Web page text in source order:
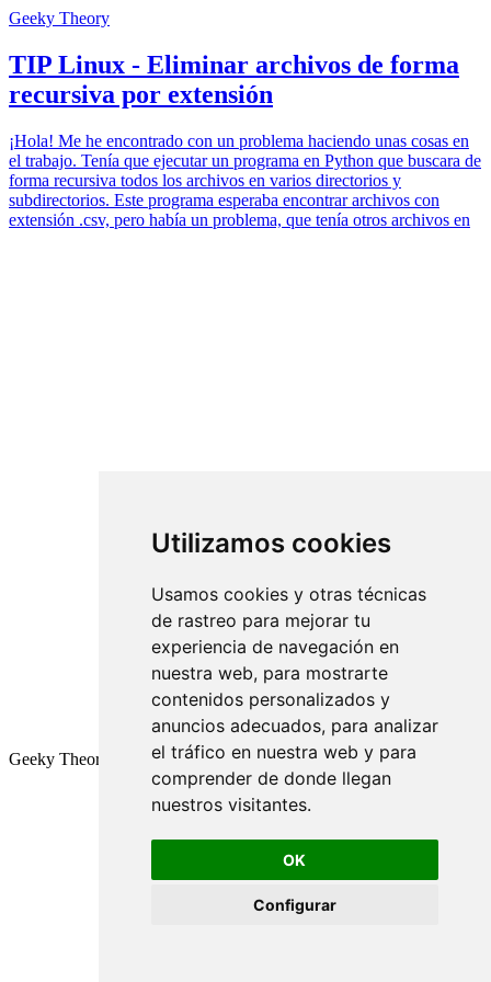
Utilizamos cookies
Usamos cookies y otras técnicas
de rastreo para mejorar tu
experiencia de navegación en
nuestra web, para mostrarte
contenidos personalizados y
anuncios adecuados, para analizar
el tráfico en nuestra web y para
comprender de donde llegan
nuestros visitantes.
OK
Configurar
Geeky Theory
TIP Linux - Eliminar archivos de forma
recursiva por extensión
¡Hola! Me he encontrado con un problema haciendo unas cosas en
el trabajo. Tenía que ejecutar un programa en Python que buscara de
forma recursiva todos los archivos en varios directorios y
subdirectorios. Este programa esperaba encontrar archivos con
extensión .csv, pero había un problema, que tenía otros archivos en
Geeky Theory © 2026